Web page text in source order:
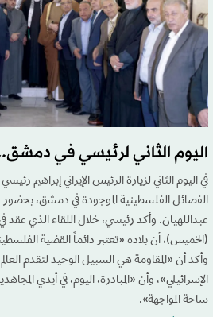
اليوم الثاني لرئيسي في
في اليوم الثاني لزيارة الرئيس الإيراني إبراهيم
الفصائل الفلسطينية الموجودة في دمشق، بحضور
عبداللهيان. وأكد رئيسي، خلال اللقاء الذي
(الخميس)، أن بلاده «تعتبر دائماً القضية
وأكد أن «المقاومة هي السبيل الوحيد لتقدم
الإسرائيلي»، وأن «المبادرة، اليوم، في أيدي
ساحة المواجهة».